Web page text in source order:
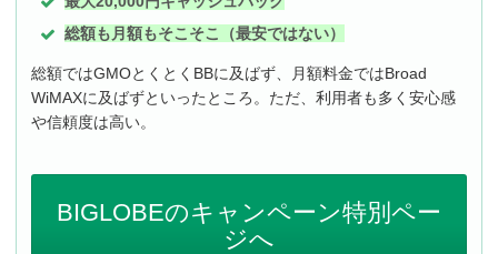
総額も月額もそこそこ（最安ではない）
総額ではGMOとくとくBBに及ばず、月額料金ではBroad
WiMAXに及ばずといったところ。ただ、利用者も多く安心感
や信頼度は高い。
BIGLOBEのキャンペーン特別ペー
ジへ